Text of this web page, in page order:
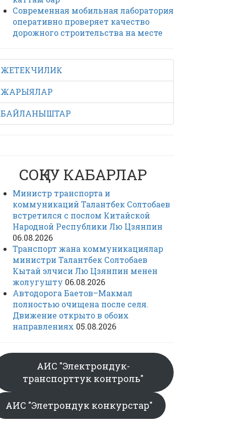
Современная мобильная лаборатория
оперативно проверяет качество
дорожного строительства на месте
ЖЕТЕКЧИЛИК
ЖАРЫЯЛАР
БАЙЛАНЫШТАР
СОҢКУ КАБАРЛАР
Министр транспорта и
коммуникаций Талантбек Солтобаев
встретился с послом Китайской
Народной Республики Лю Цзянпин
06.08.2026
Транспорт жана коммуникациялар
министри Талантбек Солтобаев
Кытай элчиси Лю Цзянпин менен
жолугушту 06.08.2026
Автодорога Баетов–Макмал
полностью очищена после селя.
Движение открыто в обоих
направлениях 05.08.2026
АИС "Электрондук-
транспорттук контроль"
АИС "Элетрондук конкурстар"